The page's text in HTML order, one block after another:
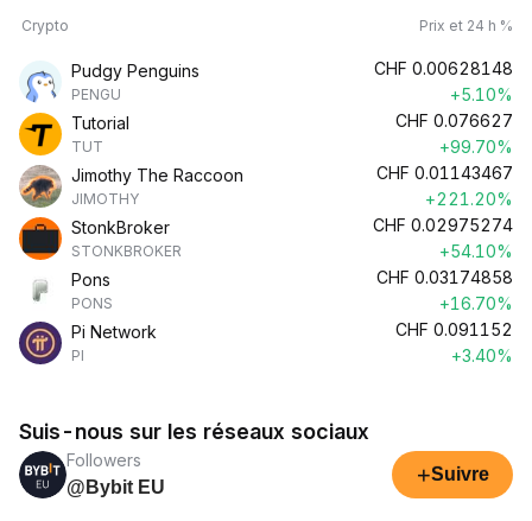
Crypto Prix et 24 h %
Pudgy Penguins
PENGU
CHF 0.00628148
+5.10%
Tutorial
TUT
CHF 0.076627
+99.70%
Jimothy The Raccoon
JIMOTHY
CHF 0.01143467
+221.20%
StonkBroker
STONKBROKER
CHF 0.02975274
+54.10%
Pons
PONS
CHF 0.03174858
+16.70%
Pi Network
PI
CHF 0.091152
+3.40%
Suis-nous sur les réseaux sociaux
Followers
@Bybit EU
+Suivre